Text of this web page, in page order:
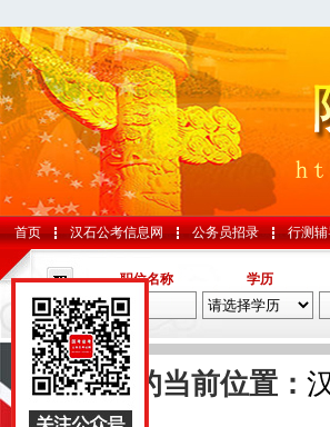
首页 汉石公考信息网 公务员招录 行测
职位名称 学历
导航 您的当前位置：